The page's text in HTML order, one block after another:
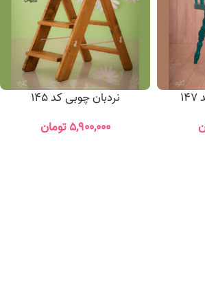
نردبان چوبی کد 145
۵,۹۰۰,۰۰۰ تومان